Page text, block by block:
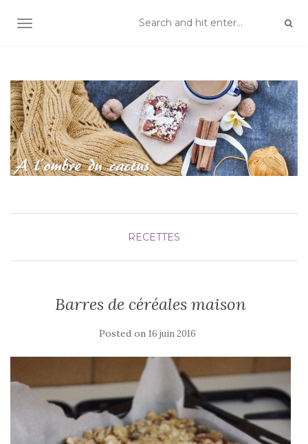
TOGGLE NAVIGATION
RECETTES
Barres de céréales maison
Posted on 16 juin 2016